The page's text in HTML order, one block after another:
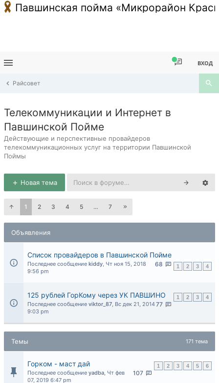
Павшинская пойма «Микрорайон
ВХОД
Райсовет
Телекоммуникации и Интернет в
Павшинской Пойме
Действующие и перспективные провайдеров
телекоммуникационных услуг на территории Павшинской
Поймы
Новая тема
1 2 3 4 5 … 7
Объявления
Список провайдеров в Павшинской Пойме
1 2 3 4
68
Последнее сообщение kiddy, Чт ноя 15, 2018
9:56 pm
125 рублей ГорКому через УК ПАВШИНО 1 2 3 4
77
Последнее сообщение viktor_87, Вс дек 21, 2014
9:03 pm
Темы 171 тема
Горком - маст дай 1 2 3 4 5 6
107
Последнее сообщение yadba, Чт фев
07, 2019 6:47 pm